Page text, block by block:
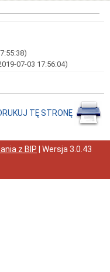
07-03 17:56:04)
TĘ STRONĘ
z BIP | Wersja 3.0.43